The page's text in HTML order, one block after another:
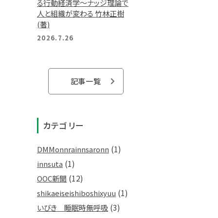
る行動経済学～ナッジ理論で
人と組織が変わる 竹林正樹
(著)
2026.7.26
記事一覧
カテゴリー
DMMonnrainnsaronn (1)
innsuta (1)
OOC新聞 (12)
shikaeiseishiboshixyuu (1)
いびき 睡眠時無呼吸 (3)